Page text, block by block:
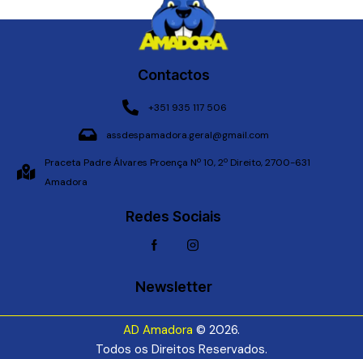
Contactos
+351 935 117 506
assdespamadora.geral@gmail.com
Praceta Padre Álvares Proença Nº 10, 2º Direito, 2700-631
Amadora
Redes Sociais
Newsletter
AD Amadora © 2026.
Todos os Direitos Reservados.